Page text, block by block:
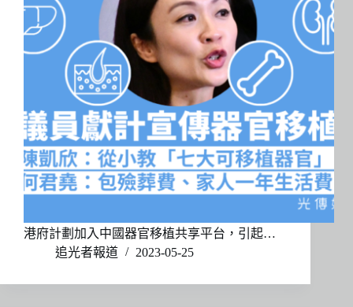
港府計劃加入中國器官移植共享平台，引起…
追光者報道
2023-05-25